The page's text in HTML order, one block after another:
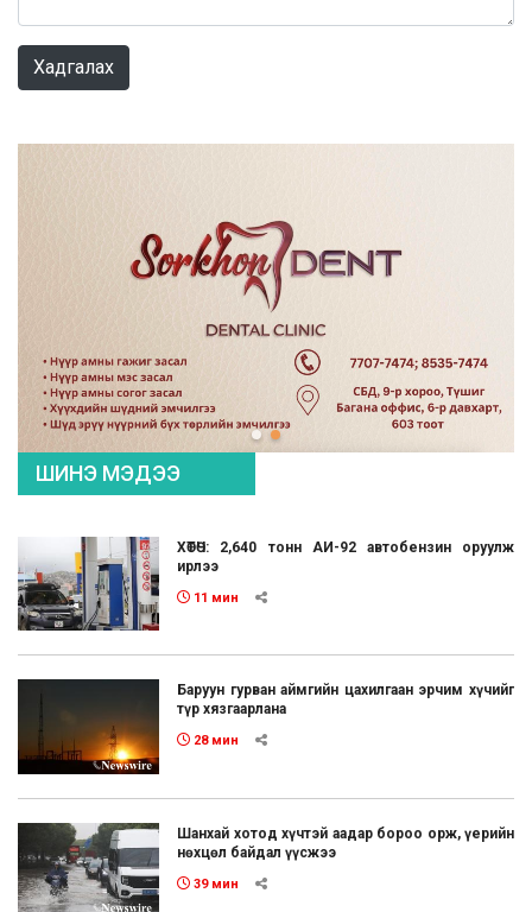
Хадгалах
ШИНЭ МЭДЭЭ
ХӨТӨЧ: 2,640 тонн АИ-92 автобензин оруулж
ирлээ
11 мин
Баруун гурван аймгийн цахилгаан эрчим хүчийг
түр хязгаарлана
28 мин
Шанхай хотод хүчтэй аадар бороо орж, үерийн
нөхцөл байдал үүсжээ
39 мин